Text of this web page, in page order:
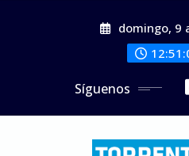
domingo, 9
Síguenos